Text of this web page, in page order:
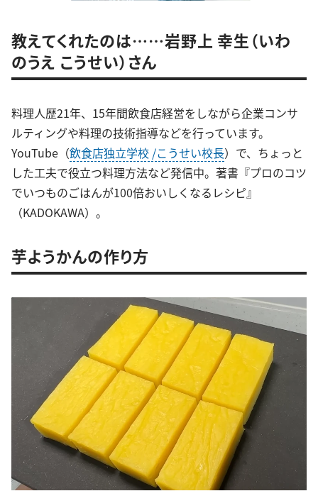
教えてくれたのは……岩野上 幸生（いわ
のうえ こうせい）さん
料理人歴21年、15年間飲食店経営をしながら企業コンサ
ルティングや料理の技術指導などを行っています。
YouTube（飲食店独立学校 /こうせい校長）で、ちょっと
した工夫で役立つ料理方法など発信中。著書『プロのコツ
でいつものごはんが100倍おいしくなるレシピ』
（KADOKAWA）。
芋ようかんの作り方